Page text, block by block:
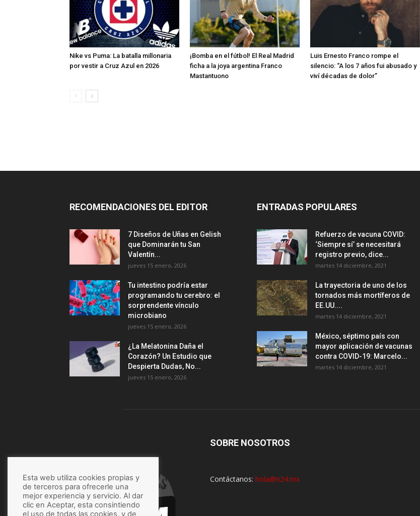
Nike vs Puma: La batalla millonaria
por vestir a Cruz Azul en 2026
¡Bomba en el fútbol! El Real Madrid
ficha a la joya argentina Franco
Mastantuono
Luis Ernesto Franco rompe el
silencio: “A los 7 años fui abusado y
viví décadas de dolor”
RECOMENDACIONES DEL EDITOR
7 Diseños de Uñas en Gelish
que Dominarán tu San
Valentín...
jueves 15 enero, 2026
Tu intestino podría estar
programando tu cerebro: el
sorprendente vínculo
microbiano
jueves 15 enero, 2026
¿La Melatonina Daña el
Corazón? Un Estudio que
Despierta Dudas, No...
jueves 15 enero, 2026
ENTRADAS POPULARES
Refuerzo de vacuna COVID:
‘Siempre sí’ se necesitará
registro previo, dice...
martes 14 diciembre, 2021
La trayectoria de uno de los
tornados más mortíferos de
EE.UU....
martes 14 diciembre, 2021
México, séptimo país con
mayor aplicación de vacunas
contra COVID-19: Marcelo...
martes 14 diciembre, 2021
SOBRE NOSOTROS
Contáctanos: hola@n24.mx
Esta web utiliza cookies propias y
de terceros para ofrecerle una
mejor experiencia y servicio. Al dar
clic en Aceptar, esta consintiendo
el uso de todas las cookies, y de